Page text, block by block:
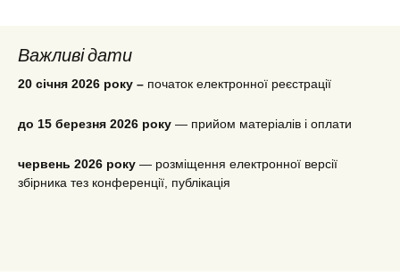
Важливі дати
20 січня 2026 року – початок електронної реєстрації
до 15 березня 2026 року — прийом матеріалів і оплати
червень 2026 року — розміщення електронної версії
збірника тез конференції, публікація